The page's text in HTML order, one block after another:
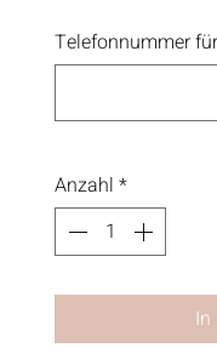
Telefonnummer
Anzahl *
In